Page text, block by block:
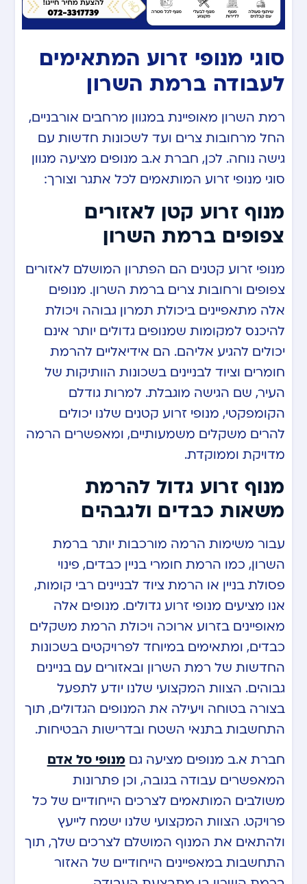
סוגי מנופי זרוע המתאימים
לעבודה ברמת השרון
רמת השרון מאופיינת במגוון מרחבים אורבניים,
החל מרחובות צרים ועד לשכונות חדשות עם
גישה נוחה. לכן, חברת א.ב מנופים מציעה מגוון
סוגי מנופי זרוע המותאמים לכל אתגר וצורך:
מנוף זרוע קטן לאזורים
צפופים ברמת השרון
מנופי זרוע קטנים הם הפתרון המושלם לאזורים
צפופים ורחובות צרים ברמת השרון. מנופים
אלה מתאפיינים ביכולת תמרון גבוהה ויכולת
להיכנס למקומות שמנופים גדולים יותר אינם
יכולים להגיע אליהם. הם אידיאליים להרמת
חומרים וציוד לבניינים בשכונות הוותיקות של
העיר, שם הגישה מוגבלת. למרות גודלם
הקומפקטי, מנופי זרוע קטנים שלנו יכולים
להרים משקלים משמעותיים, ומאפשרים הרמה
מדויקת וממוקדת.
מנוף זרוע גדול להרמת
משאות כבדים ולגבהים
עבור משימות הרמה מורכבות יותר ברמת
השרון, כמו הרמת חומרי בניין כבדים, פינוי
פסולת בניין או הרמת ציוד לבניינים רבי קומות,
אנו מציעים מנופי זרוע גדולים. מנופים אלה
מאופיינים בזרוע ארוכה ויכולת הרמת משקלים
כבדים, ומתאימים במיוחד לפרויקטים בשכונות
החדשות של רמת השרון ובאזורים עם בניינים
גבוהים. הצוות המקצועי שלנו יודע לתפעל
בצורה בטוחה ויעילה את המנופים הגדולים, תוך
התחשבות בתנאי השטח ובדרישות הבטיחות.
חברת א.ב מנופים מציעה גם מנופי סל אדם
המאפשרים עבודה בגובה, וכן פתרונות
משולבים המותאמים לצרכים הייחודיים של כל
פרויקט. הצוות המקצועי שלנו ישמח לייעץ
ולהתאים את המנוף המושלם לצרכים שלך, תוך
התחשבות במאפיינים הייחודיים של האזור